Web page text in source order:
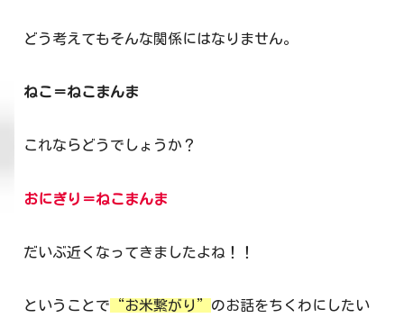
どう考えてもそんな関係にはなりません。
ねこ＝ねこまんま
これならどうでしょうか？
おにぎり＝ねこまんま
だいぶ近くなってきましたよね！！
ということで “お米繋がり” のお話をちくわにしたい